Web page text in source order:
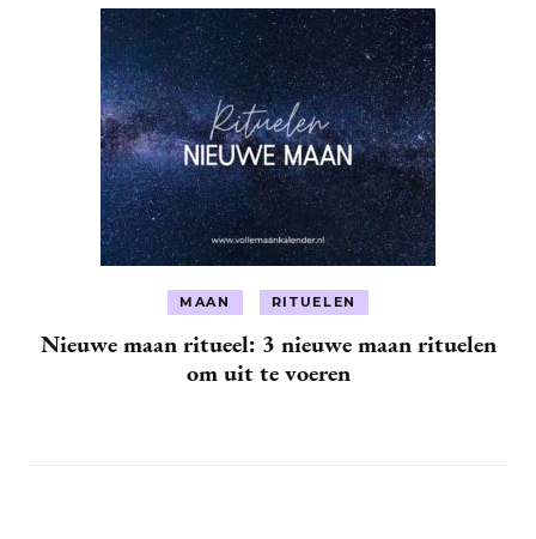
MAAN RITUELEN
Nieuwe maan ritueel: 3 nieuwe maan rituelen
om uit te voeren